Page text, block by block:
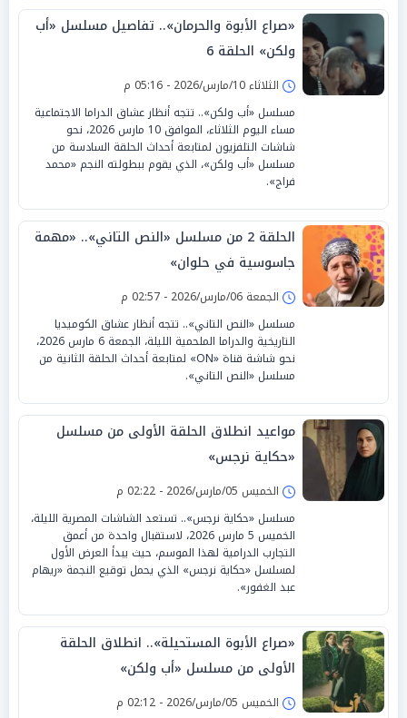
«صراع الأبوة والحرمان».. تفاصيل مسلسل «أب
ولكن» الحلقة 6
الثلاثاء 10/مارس/2026 - 05:16 م
مسلسل «أب ولكن».. تتجه أنظار عشاق الدراما الاجتماعية
مساء اليوم الثلاثاء، الموافق 10 مارس 2026، نحو
شاشات التلفزيون لمتابعة أحداث الحلقة السادسة من
مسلسل «أب ولكن»، الذي يقوم ببطولته النجم «محمد
فراج».
الحلقة 2 من مسلسل «النص التاني».. «مهمة
جاسوسية في حلوان»
الجمعة 06/مارس/2026 - 02:57 م
مسلسل «النص التاني».. تتجه أنظار عشاق الكوميديا
التاريخية والدراما الملحمية الليلة، الجمعة 6 مارس 2026،
نحو شاشة قناة «ON» لمتابعة أحداث الحلقة الثانية من
مسلسل «النص التاني».
مواعيد انطلاق الحلقة الأولى من مسلسل
«حكاية نرجس»
الخميس 05/مارس/2026 - 02:22 م
مسلسل «حكاية نرجس».. تستعد الشاشات المصرية الليلة،
الخميس 5 مارس 2026، لاستقبال واحدة من أعمق
التجارب الدرامية لهذا الموسم، حيث يبدأ العرض الأول
لمسلسل «حكاية نرجس» الذي يحمل توقيع النجمة «ريهام
عبد الغفور».
«صراع الأبوة المستحيلة».. انطلاق الحلقة
الأولى من مسلسل «أب ولكن»
الخميس 05/مارس/2026 - 02:12 م